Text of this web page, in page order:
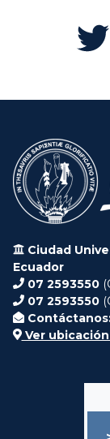
Ciudad
Ecuador
07 2593550
07 2593550
Ver